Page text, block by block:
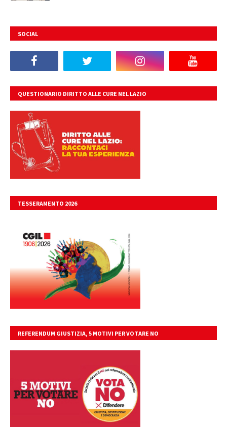
SOCIAL
QUESTIONARIO DIRITTO ALLE CURE NEL LAZIO
TESSERAMENTO 2026
REFERENDUM GIUSTIZIA, 5 MOTIVI PER VOTARE NO